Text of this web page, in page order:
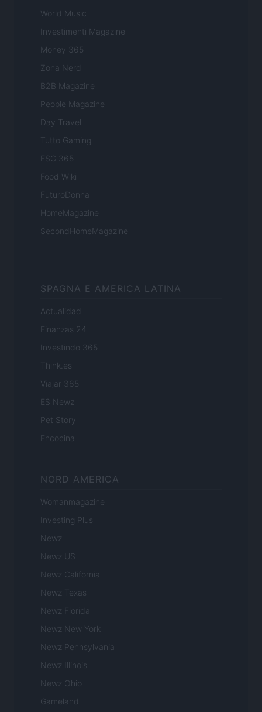
World Music
Investimenti Magazine
Money 365
Zona Nerd
B2B Magazine
People Magazine
Day Travel
Tutto Gaming
ESG 365
Food Wiki
FuturoDonna
HomeMagazine
SecondHomeMagazine
SPAGNA E AMERICA LATINA
Actualidad
Finanzas 24
Investindo 365
Think.es
Viajar 365
ES Newz
Pet Story
Encocina
NORD AMERICA
Womanmagazine
Investing Plus
Newz
Newz US
Newz California
Newz Texas
Newz Florida
Newz New York
Newz Pennsylvania
Newz Illinois
Newz Ohio
Gameland